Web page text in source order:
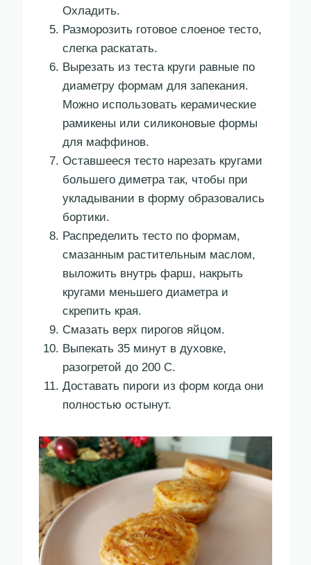
Охладить.
Разморозить готовое слоеное тесто,
слегка раскатать.
Вырезать из теста круги равные по
диаметру формам для запекания.
Можно использовать керамические
рамикены или силиконовые формы
для маффинов.
Оставшееся тесто нарезать кругами
большего диметра так, чтобы при
укладывании в форму образовались
бортики.
Распределить тесто по формам,
смазанным растительным маслом,
выложить внутрь фарш, накрыть
кругами меньшего диаметра и
скрепить края.
Смазать верх пирогов яйцом.
Выпекать 35 минут в духовке,
разогретой до 200 С.
Доставать пироги из форм когда они
полностью остынут.